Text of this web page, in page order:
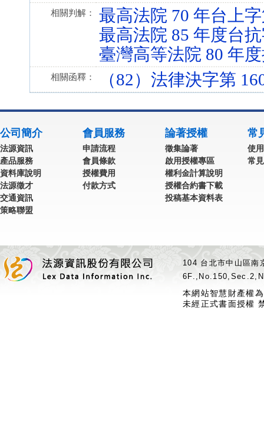
相關判解：
最高法院 70 年台上
最高法院 85 年度台
臺灣高等法院 80 年
相關函釋： （82）法律決字第
公司簡介
法源資訊
產品服務
資料庫說明
法源徵才
交通資訊
策略聯盟
會員服務
申請流程
會員條款
授權費用
付款方式
論著授權
徵集論著
啟用授權專區
權利金計算說明
授權合約書下載
投稿基本資料表
常
使
常
104 台北市中山區
本網站智慧財產權
未經正式書面授權